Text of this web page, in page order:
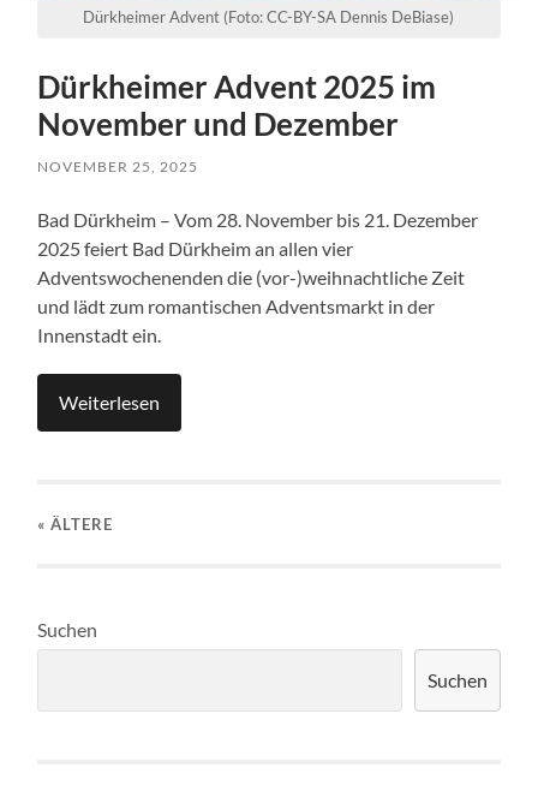
Dürkheimer Advent (Foto: CC-BY-SA Dennis DeBiase)
Dürkheimer Advent 2025 im
November und Dezember
NOVEMBER 25, 2025
Bad Dürkheim – Vom 28. November bis 21. Dezember
2025 feiert Bad Dürkheim an allen vier
Adventswochenenden die (vor-)weihnachtliche Zeit
und lädt zum romantischen Adventsmarkt in der
Innenstadt ein.
Weiterlesen
« ÄLTERE
Suchen
Suchen